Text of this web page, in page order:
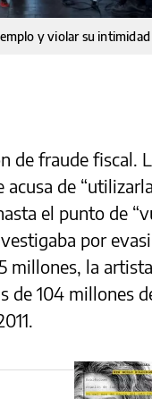
y violar su intimidad
de fraude fiscal.
de
el punto de
por
millones, la
de 104 millones